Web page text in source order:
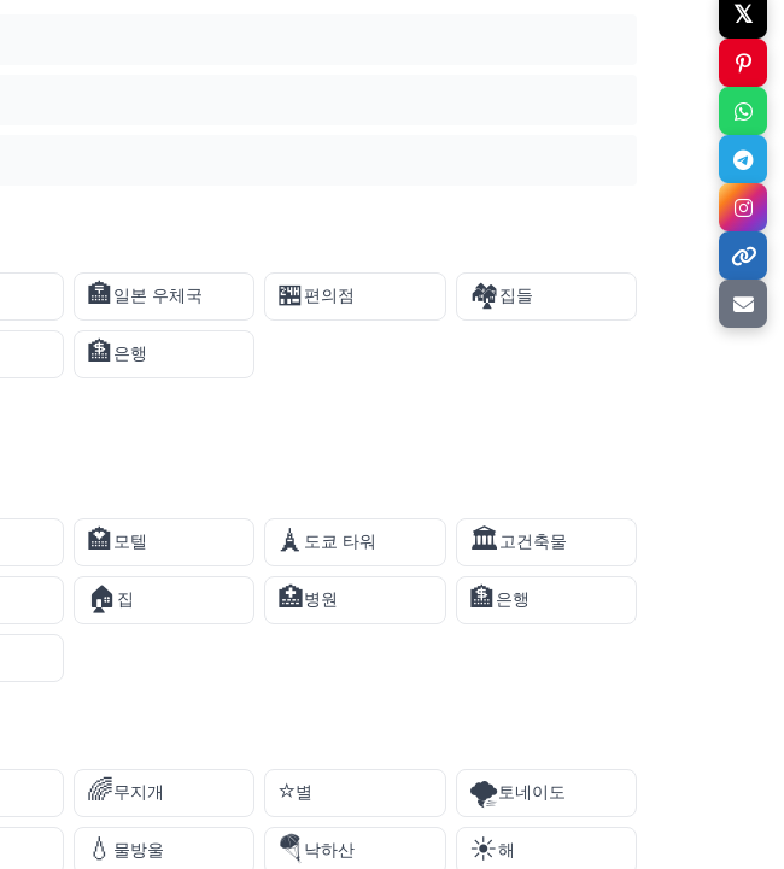
🏣일본 우체국 🏪편의점 🏘️집들
🏦은행
🏩모텔 🗼 도쿄 타워 🏛️고건축물
🏠 집 🏥병원 🏦은행
🌈무지개 ⭐별 🌪️토네이도
💧 물방울 🪂 낙하산 ☀️해
𝕏